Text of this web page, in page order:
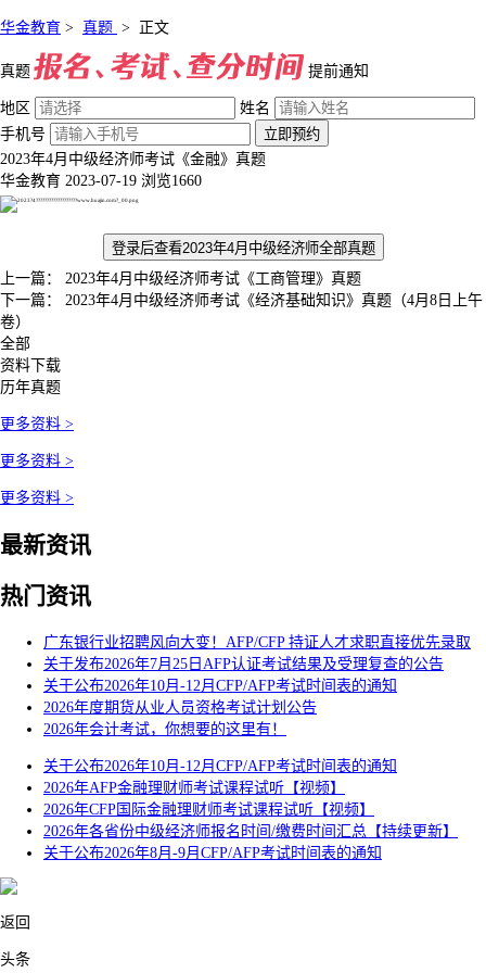
华金教育 > 真题 > 正文
真题 提前通知
地区
姓名
手机号
立即预约
2023年4月中级经济师考试《金融》真题
华金教育 2023-07-19 浏览1660
登录后查看2023年4月中级经济师全部真题
上一篇： 2023年4月中级经济师考试《工商管理》真题
下一篇： 2023年4月中级经济师考试《经济基础知识》真题（4月8日上午
卷）
全部
资料下载
历年真题
更多资料 >
更多资料 >
更多资料 >
最新资讯
热门资讯
广东银行业招聘风向大变！AFP/CFP 持证人才求职直接优先录取
关于发布2026年7月25日AFP认证考试结果及受理复查的公告
关于公布2026年10月-12月CFP/AFP考试时间表的通知
2026年度期货从业人员资格考试计划公告
2026年会计考试，你想要的这里有！
关于公布2026年10月-12月CFP/AFP考试时间表的通知
2026年AFP金融理财师考试课程试听【视频】
2026年CFP国际金融理财师考试课程试听【视频】
2026年各省份中级经济师报名时间/缴费时间汇总【持续更新】
关于公布2026年8月-9月CFP/AFP考试时间表的通知
返回
头条